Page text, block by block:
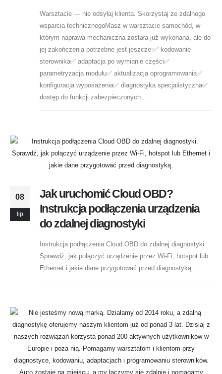
Warsztacie — nie odsyłaj klienta. Skorzystaj ze zdalnego
wsparcia technicznegoMasz w warsztacie samochód, w
którym naprawa mechaniczna została już wykonana, ale do
jej zakończenia potrzebne jest jeszcze:✅ kodowanie
sterownika✅ adaptacja po wymianie części✅
parametryzacja modułu✅ aktualizacja oprogramowania✅
konfiguracja wyposażenia✅ diagnostyka specjalistyczna✅
dostęp do funkcji zabezpieczonych...
08
lip
Jak uruchomić Cloud OBD?
Instrukcja podłączenia urządzenia
do zdalnej diagnostyki
Instrukcja podłączenia Cloud OBD do zdalnej diagnostyki.
Sprawdź, jak połączyć urządzenie przez Wi-Fi, hotspot lub
Ethernet i jakie dane przygotować przed diagnostyką.